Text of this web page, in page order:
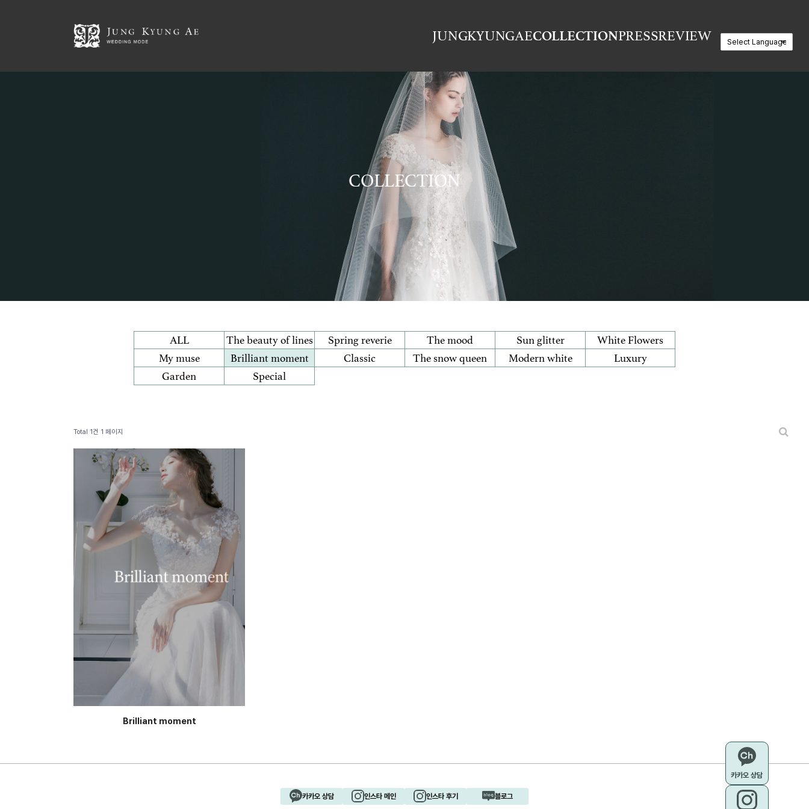
JUNGKYUNGAECOLLECTIONPRESSREVIEW
DESIGNER
LOCATION
COLLECTION
ALL The beauty of lines Spring reverie The mood Sun glitter
White Flowers
My muse
Brilliant moment Classic The snow queen Modern white
Luxury
Garden
Special
Total 1건 1 페이지
Brilliant moment
카카오 상담 인스타 메인 인스타 후기 블로그
카카오 상담